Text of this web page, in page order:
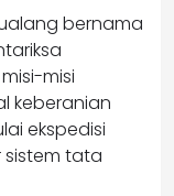
bernama
misi
keberanian
ekspedisi
sistem tata